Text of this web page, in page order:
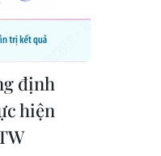
định
hiện